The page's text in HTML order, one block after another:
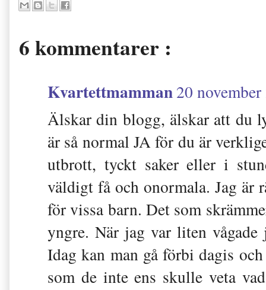
6 kommentarer :
Kvartettmamman20
Älskar din blogg, älskar att du
är så normal JA för du är
utbrott, tyckt saker eller i
väldigt få och onormala. Jag är
för vissa barn. Det som
yngre. När jag var liten
Idag kan man gå förbi dagis
som de inte ens skulle veta